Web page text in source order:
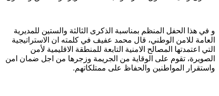
و في هذا الحفل المنظم بمناسبة الذكرى الثالثة والستين للمديرية
العامة للامن الوطني، قال محمد عفيف في كلمته ان الاستراتيجية
التي اعتمدتها المصالح الامنية التابعة للمنطقة الاقليمية لأمن
الصويرة، تقوم على الوقاية من الجريمة وزجرها من اجل ضمان امن
واستقرار المواطنين والحفاظ على ممتلكاتهم.